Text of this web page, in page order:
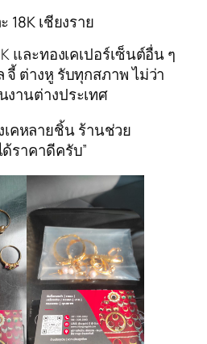
18K เชียงราย
และทองเคเปอร์เซ็นต์อื่น ๆ
จี้ ต่างหู รับทุกสภาพ ไม่ว่า
งานต่างประเทศ
เคหลายชิ้น ร้านช่วย
ราคาดีครับ”